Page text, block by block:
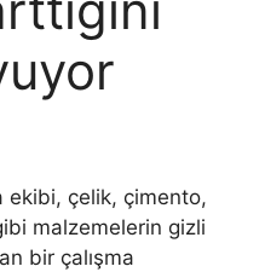
ekibi, çelik, çimento,
malzemelerin gizli
bir çalışma